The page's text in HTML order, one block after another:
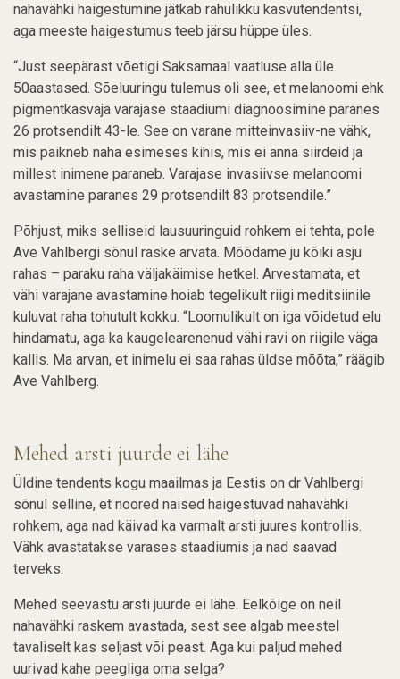
nahavähki haigestumine jätkab rahulikku kasvutendentsi,
aga meeste haigestumus teeb järsu hüppe üles.
“Just seepärast võetigi Saksamaal vaatluse alla üle
50aastased. Sõeluuringu tulemus oli see, et melanoomi ehk
pigmentkasvaja varajase staadiumi diagnoosimine paranes
26 protsendilt 43-le. See on varane mitteinvasiiv-ne vähk,
mis paikneb naha esimeses kihis, mis ei anna siirdeid ja
millest inimene paraneb. Varajase invasiivse melanoomi
avastamine paranes 29 protsendilt 83 protsendile.”
Põhjust, miks selliseid lausuuringuid rohkem ei tehta, pole
Ave Vahlbergi sõnul raske arvata. Mõõdame ju kõiki asju
rahas – paraku raha väljakäimise hetkel. Arvestamata, et
vähi varajane avastamine hoiab tegelikult riigi meditsiinile
kuluvat raha tohutult kokku. “Loomulikult on iga võidetud elu
hindamatu, aga ka kaugelearenenud vähi ravi on riigile väga
kallis. Ma arvan, et inimelu ei saa rahas üldse mõõta,” räägib
Ave Vahlberg.
Mehed arsti juurde ei lähe
Üldine tendents kogu maailmas ja Eestis on dr Vahlbergi
sõnul selline, et noored naised haigestuvad nahavähki
rohkem, aga nad käivad ka varmalt arsti juures kontrollis.
Vähk avastatakse varases staadiumis ja nad saavad
terveks.
Mehed seevastu arsti juurde ei lähe. Eelkõige on neil
nahavähki raskem avastada, sest see algab meestel
tavaliselt kas seljast või peast. Aga kui paljud mehed
uurivad kahe peegliga oma selga?